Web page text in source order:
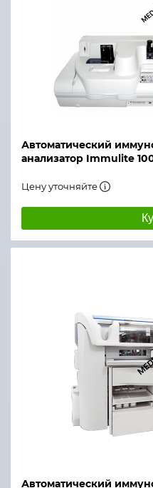
Автоматический
анализатор Immulite
Цену уточняйте
Автоматический